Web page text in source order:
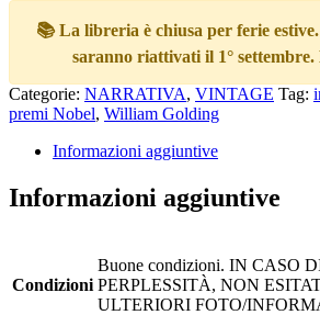
📚 La libreria è chiusa per ferie
saranno riattivati il 1° settembre.
Categorie: NARRATIVA, VINTAGE Tag:
premi Nobel, William Golding
Informazioni aggiuntive
Informazioni aggiuntive
Condizioni
Buone condizioni. IN CASO
PERPLESSITÀ, NON
ULTERIORI FOTO/